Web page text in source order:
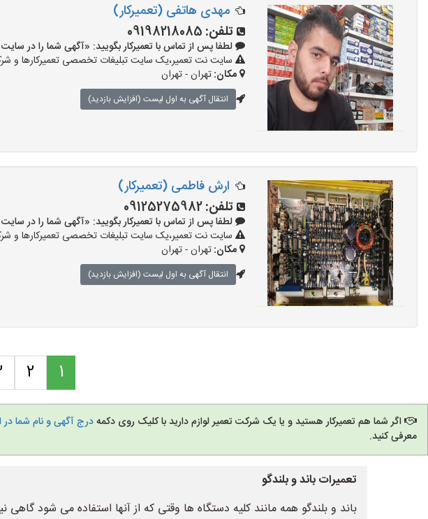
مهدی هاتفی (تعمیرکار)
تلفن: 09198218085
لطفا پس از تماس با تعمیرکار بگویید: «آگهی شما را در سایت نت تعمیر
سایت نت تعمیر،یک سایت تبلیغات تخصصی تعمیرکارها و
مکان:تهران - تهران
انتقال آگهی به اول لیست (افزایش بازدید)
ارش فاطمی (تعمیرکار)
تلفن:09125275982
لطفا پس از تماس با تعمیرکار بگویید: «آگهی شما را در سایت نت تعمیر
سایت نت تعمیر،یک سایت تبلیغات تخصصی تعمیرکارها و
مکان:تهران - تهران
انتقال آگهی به اول لیست (افزایش بازدید)
1
2
اگر شما هم تعمیرکار هستید و یا یک شرکت تعمیر لوازم دارید با کلیک روی دکمهدرج آگهی و نام شما
معرفی کنید.
تعمیرات باند و بلندگو
باند و بلندگو همه مانند کلیه دستگاه ها وقتی که از آنها استفاده می شود گاهی